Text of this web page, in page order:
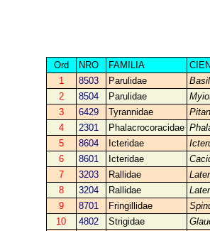
Ord NRO FAMILIA
1
8503 Parulidae
2
8504 Parulidae
3
6429 Tyrannidae
4
2301 Phalacrocoracidae
5
8604 Icteridae
6
8601 Icteridae
7
3203 Rallidae
8
3204 Rallidae
9
8701 Fringillidae
10
4802 Strigidae